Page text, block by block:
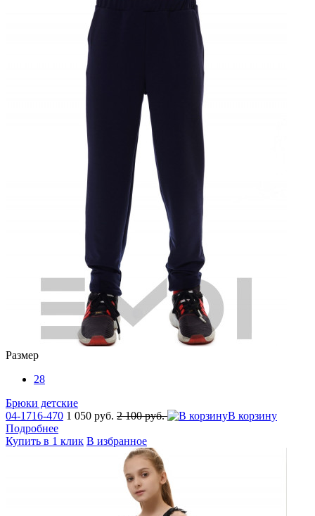
Размер
28
Брюки детские
04-1716-470 1 050 руб. 2 100 руб.
В корзину
Подробнее
Купить в 1 клик В избранное